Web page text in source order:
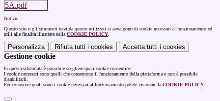
5A.pdf
Notizie
Questo sito o gli strumenti terzi da questo utilizzati si avvalgono di cookie necessari al funzionamento ed
utili alle finalità illustrate nella COOKIE POLICY
Personalizza Rifiuta tutti i cookies Accetta tutti i cookies
Gestione cookie
In questa schermata è possibile scegliere quali cookie consentire.
I cookie necessari sono quelli che consentono il funzionamento della piattaforma e non è possibile
disabilitarli.
Per conoscere quali sono i cookie necessari al funzionamento potete visionare la COOKIE POLICY